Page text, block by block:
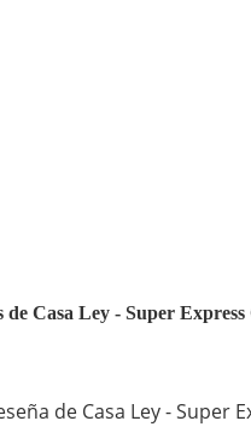
de Casa Ley - Super
de Casa Ley - Super